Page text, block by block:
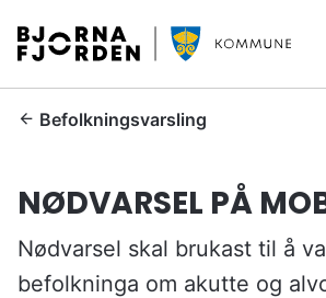
B
j
ø
r
f
o
r
D
e
r
Befolkningsvarsling
NØDVARSEL PÅ
Nødvarsel skal brukast til å
befolkninga om akutte og